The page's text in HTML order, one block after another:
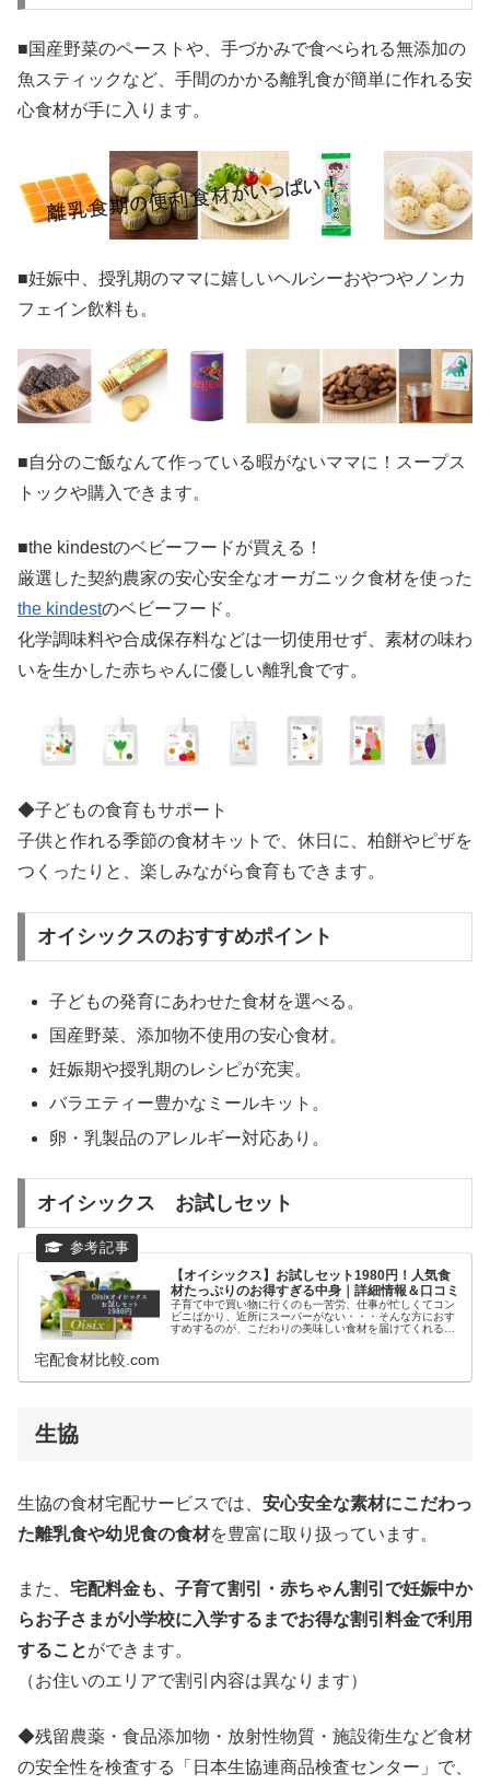
■国産野菜のペーストや、手づかみで食べられる無添加の
魚スティックなど、手間のかかる離乳食が簡単に作れる安
心食材が手に入ります。
■妊娠中、授乳期のママに嬉しいヘルシーおやつやノンカ
フェイン飲料も。
■自分のご飯なんて作っている暇がないママに！スープス
トックや購入できます。
■the kindestのベビーフードが買える！
厳選した契約農家の安心安全なオーガニック食材を使った
the kindestのベビーフード。
化学調味料や合成保存料などは一切使用せず、素材の味わ
いを生かした赤ちゃんに優しい離乳食です。
◆子どもの食育もサポート
子供と作れる季節の食材キットで、休日に、柏餅やピザを
つくったりと、楽しみながら食育もできます。
オイシックスのおすすめポイント
子どもの発育にあわせた食材を選べる。
国産野菜、添加物不使用の安心食材。
妊娠期や授乳期のレシピが充実。
バラエティー豊かなミールキット。
卵・乳製品のアレルギー対応あり。
オイシックス お試しセット
【オイシックス】お試しセット1980円！人気食
材たっぷりのお得すぎる中身｜詳細情報＆口コミ
子育て中で買い物に行くのも一苦労、仕事が忙しくてコン
ビニばかり、近所にスーパーがない・・・そんな方におす
すめするのが、こだわりの美味しい食材を届けてくれるオ
宅配食材比較.com
生協
生協の食材宅配サービスでは、 安心安全な素材にこだわっ
た離乳食や幼児食の食材を豊富に取り扱っています。
また、 宅配料金も、子育て割引・赤ちゃん割引で妊娠中か
らお子さまが小学校に入学するまでお得な割引料金で利用
することができます。
（お住いのエリアで割引内容は異なります）
◆残留農薬・食品添加物・放射性物質・施設衛生など食材
の安全性を検査する「日本生協連商品検査センター」で、